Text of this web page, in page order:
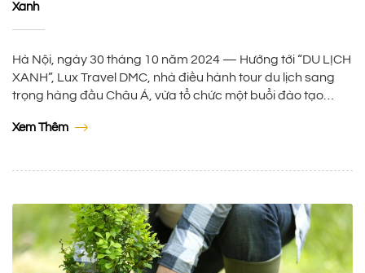
Xanh
Hà Nội, ngày 30 tháng 10 năm 2024 — Hướng tới “DU LỊCH
XANH”, Lux Travel DMC, nhà điều hành tour du lịch sang
trọng hàng đầu Châu Á, vừa tổ chức một buổi đào tạo
Hà Nội, với sự tham gia […]
Xem Thêm